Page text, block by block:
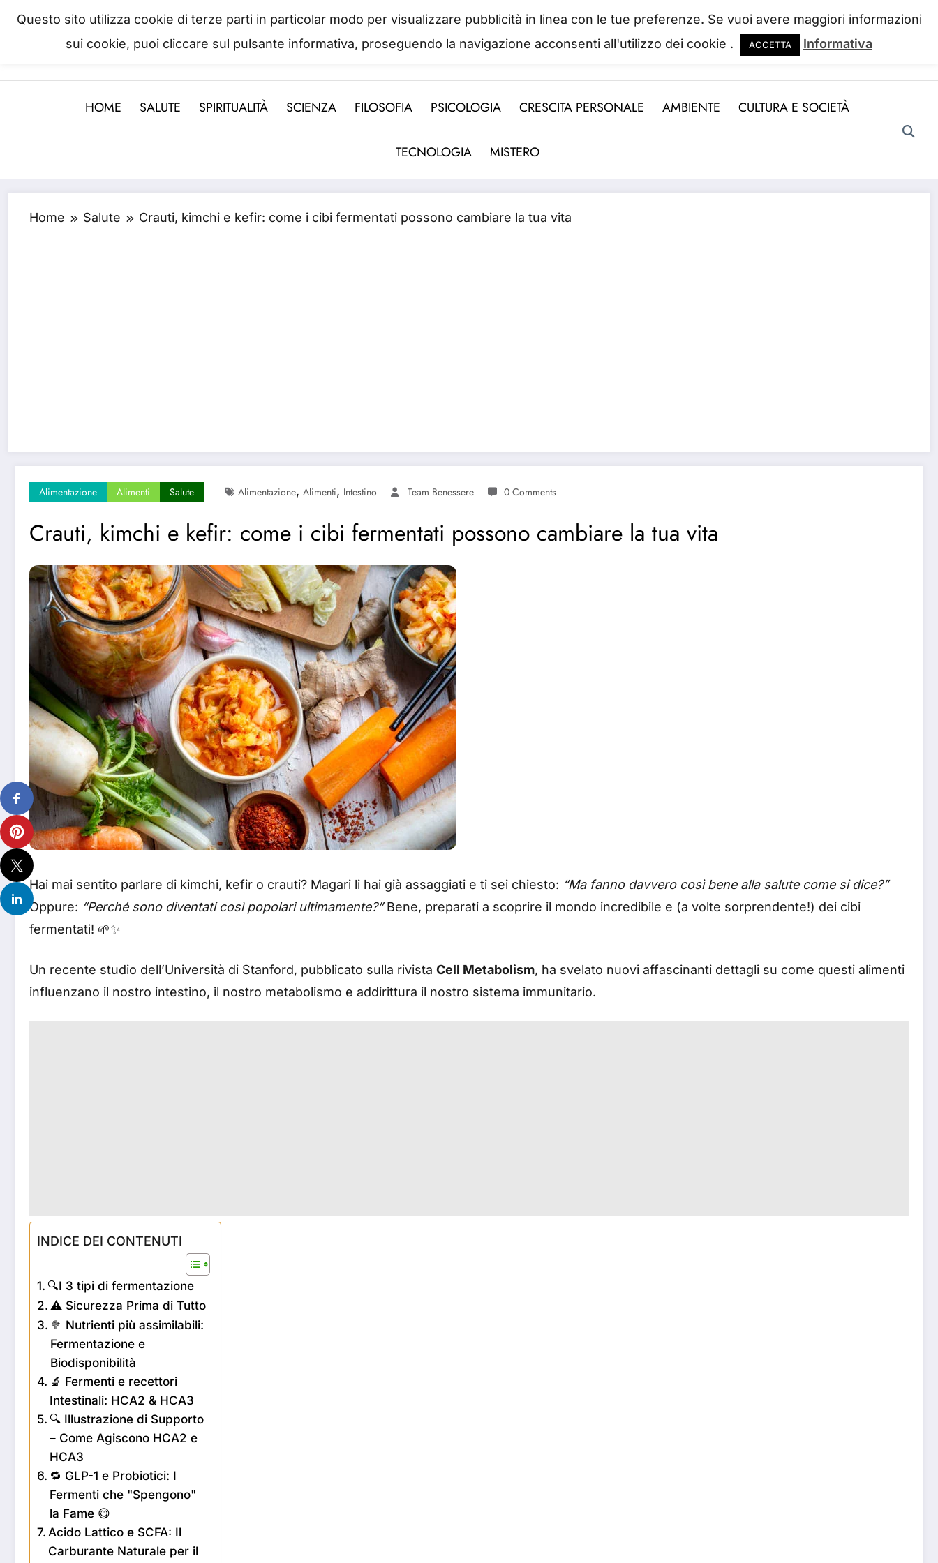
IL PORTALE DEL BENESSERE
La salute è come il denaro, non abbiamo mai una vera idea del suo valore fino a quando la perdiamo. Josh Billings
HOME SALUTE SPIRITUALITÀ SCIENZA FILOSOFIA PSICOLOGIA CRESCITA PERSONALE AMBIENTE CULTURA E SOCIETÀ
TECNOLOGIA MISTERO
Home Salute Crauti, kimchi e kefir: come i cibi fermentati possono cambiare la tua vita
Alimentazione Alimenti Salute Alimentazione, Alimenti, Intestino Team Benessere 0 Comments
Crauti, kimchi e kefir: come i cibi fermentati possono cambiare la tua vita
Hai mai sentito parlare di kimchi, kefir o crauti? Magari li hai già assaggiati e ti sei chiesto: “Ma fanno davvero così bene alla salute come si dice?”
Oppure: “Perché sono diventati così popolari ultimamente?”Bene, preparati a scoprire il mondo incredibile e (a volte sorprendente!) dei cibi
fermentati! 🌱✨
Un recente studio dell’Università di Stanford, pubblicato sulla rivista Cell Metabolism, ha svelato nuovi affascinanti dettagli su come questi alimenti
influenzano il nostro intestino, il nostro metabolismo e addirittura il nostro sistema immunitario.
INDICE DEI CONTENUTI
🔍I 3 tipi di fermentazione
⚠️ Sicurezza Prima di Tutto
🥦 Nutrienti più assimilabili:
Fermentazione e
Biodisponibilità
🔬 Fermenti e recettori
Intestinali: HCA2 & HCA3
🔍 Illustrazione di Supporto
– Come Agiscono HCA2 e
HCA3
🔁 GLP-1 e Probiotici: I
Fermenti che "Spengono"
la Fame 😋
Acido Lattico e SCFA: Il
Carburante Naturale per il
Questo sito utilizza cookie di terze parti in particolar modo per visualizzare pubblicità in linea con le tue preferenze. Se vuoi avere maggiori informazioni
sui cookie, puoi cliccare sul pulsante informativa, proseguendo la navigazione acconsenti all'utilizzo dei cookie .
ACCETTA Informativa